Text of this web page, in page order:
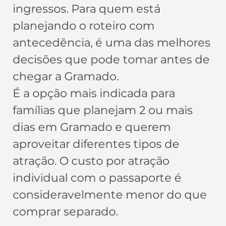
ingressos. Para quem está
planejando o roteiro com
antecedência, é uma das melhores
decisões que pode tomar antes de
chegar a Gramado.
É a opção mais indicada para
famílias que planejam 2 ou mais
dias em Gramado e querem
aproveitar diferentes tipos de
atração. O custo por atração
individual com o passaporte é
consideravelmente menor do que
comprar separado.